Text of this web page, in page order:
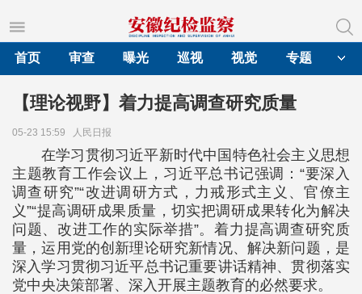
首页
审查 曝光 巡视 视觉 专题
【理论视野】着力提高调查研究质量
05-23 15:59 人民日报
在学习贯彻习近平新时代中国特色社会主义思想
主题教育工作会议上，习近平总书记强调：“要深入
调查研究”“改进调研方式，力戒形式主义、官僚主
义”“提高调研成果质量，切实把调研成果转化为解决
问题、改进工作的实际举措”。着力提高调查研究质
量，运用党的创新理论研究新情况、解决新问题，是
深入学习贯彻习近平总书记重要讲话精神、贯彻落实
党中央决策部署、深入开展主题教育的必然要求。